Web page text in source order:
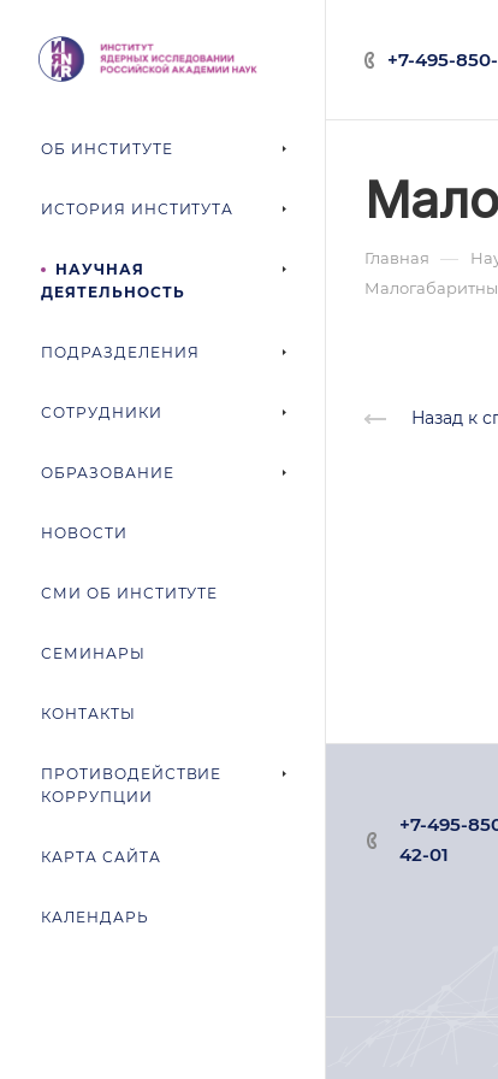
+7-495-
ОБ ИНСТИТУТЕ
ИСТОРИЯ ИНСТИТУТА
НАУЧНАЯ
ДЕЯТЕЛЬНОСТЬ
ПОДРАЗДЕЛЕНИЯ
СОТРУДНИКИ
ОБРАЗОВАНИЕ
НОВОСТИ
СМИ ОБ ИНСТИТУТЕ
СЕМИНАРЫ
КОНТАКТЫ
ПРОТИВОДЕЙСТВИЕ
КОРРУПЦИИ
КАРТА САЙТА
КАЛЕНДАРЬ
Главная —
Назад к
+7-495-
42-01